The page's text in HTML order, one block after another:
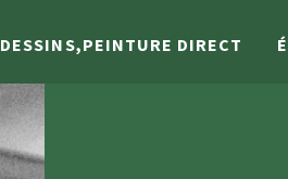
DESSINS,PEINTURE DIRECT